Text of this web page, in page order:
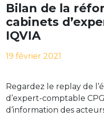
Bilan de la
cabinets
IQVIA
19 février 2021
Regardez le replay de
d’expert-comptable
d’information des